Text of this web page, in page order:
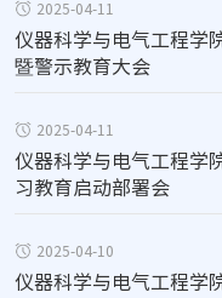
2025-04-11
仪器科学与电气工程学
暨警示教育大会
2025-04-11
仪器科学与电气工程学
习教育启动部署会
2025-04-10
仪器科学与电气工程学